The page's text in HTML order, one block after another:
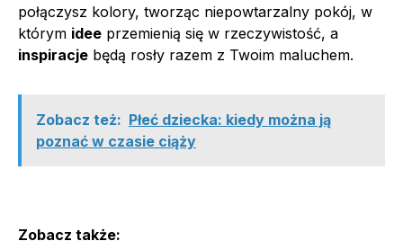
połączysz kolory, tworząc niepowtarzalny pokój, w
którym idee przemienią się w rzeczywistość, a
inspiracje będą rosły razem z Twoim maluchem.
Zobacz też: Płeć dziecka: kiedy można ją
poznać w czasie ciąży
Zobacz także: